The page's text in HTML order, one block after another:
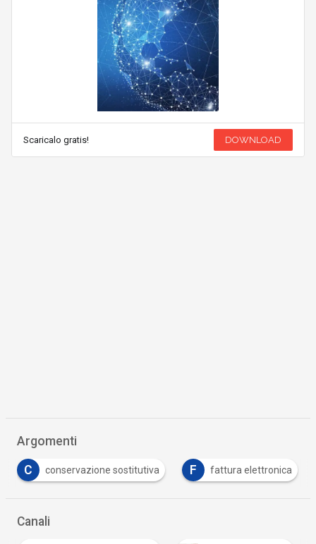
Scaricalo gratis! DOWNLOAD
Argomenti
C conservazione sostitutiva F fattura elettronica
Canali